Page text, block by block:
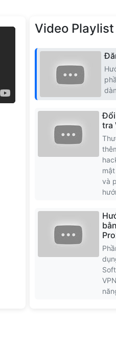
Video Playlist
Đổi
tra
và